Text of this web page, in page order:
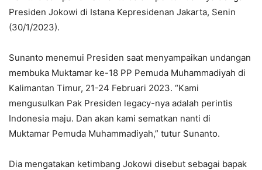
Presiden Jokowi di Istana Kepresidenan Jakarta, Senin
(30/1/2023).
Sunanto menemui Presiden saat menyampaikan undangan
membuka Muktamar ke-18 PP Pemuda Muhammadiyah di
Kalimantan Timur, 21-24 Februari 2023. “Kami
mengusulkan Pak Presiden legacy-nya adalah perintis
Indonesia maju. Dan akan kami sematkan nanti di
Muktamar Pemuda Muhammadiyah,” tutur Sunanto.
Dia mengatakan ketimbang Jokowi disebut sebagai bapak